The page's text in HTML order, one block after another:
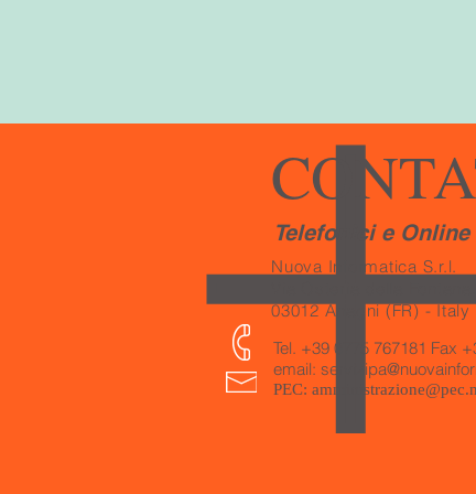
Telefonici e Online
Tel. +39 0775 767181 Fax
email:
PEC:
Nuova Informatica S.r.l.
Via Osteria della
03012 Anagni (FR) - Italy